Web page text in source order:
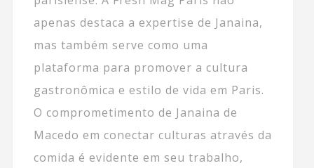
apenas destaca a expertise de Janaina,
mas também serve como uma
plataforma para promover a cultura
gastronômica e estilo de vida em Paris.
O comprometimento de Janaina de
Macedo em conectar culturas através da
comida é evidente em seu trabalho,